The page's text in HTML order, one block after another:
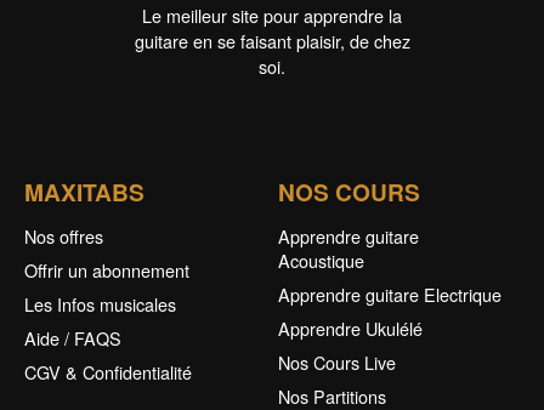
Le meilleur site pour apprendre la
guitare en se faisant plaisir, de chez
soi.
MAXITABS
Nos offres
Offrir un abonnement
Les Infos musicales
Aide / FAQS
CGV & Confidentialité
NOS COURS
Apprendre guitare
Acoustique
Apprendre guitare Electrique
Apprendre Ukulélé
Nos Cours Live
Nos Partitions